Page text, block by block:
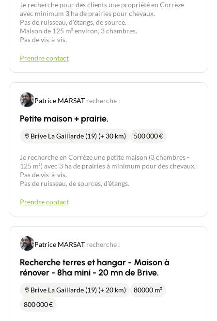
Je recherche pour des clients une propriété en Corrèze
avec minimum 3 ha de prairies pour chevaux.
Pas de ruisseau, d'étangs, de source.
Maison de 125 m² environ, 3 chambres.
Pas de vis-à-vis.
Prendre contact
Patrice MARSAT recherche :
Petite maison + prairie.
Brive La Gaillarde (19) (+ 30 km) 500 000€
Je recherche en Corrèze une petite maison (3 chambres -
125 m²) avec 3 ha de prairies à minimum pour des chevaux.
Pas de vis-à-vis.
Pas de ruisseau, de sources, d'étangs.
Prendre contact
Patrice MARSAT recherche :
Recherche terres et hangar - Maison à
rénover - 8ha mini - 20 mn de Brive.
Brive La Gaillarde (19) (+ 20 km)
80000 m²
800 000€